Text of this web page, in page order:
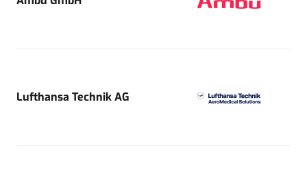
Lufthansa Technik AG